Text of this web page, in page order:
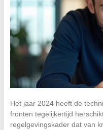
Het jaar 2024 heeft de
fronten tegelijkertijd
regelgevingskader dat van